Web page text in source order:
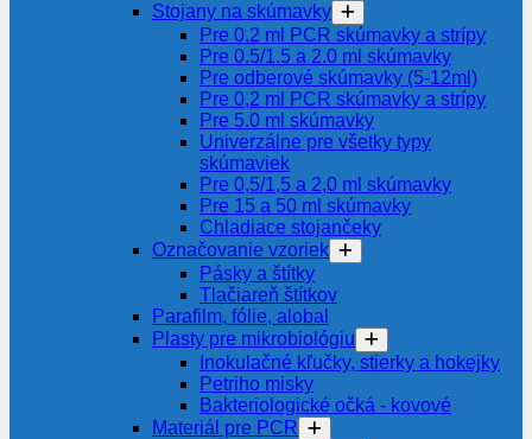
Stojany na skúmavky
Pre 0.2 ml PCR skúmavky a strípy
Pre 0.5/1.5 a 2.0 ml skúmavky
Pre odberové skúmavky (5-12ml)
Pre 0,2 ml PCR skúmavky a strípy
Pre 5.0 ml skúmavky
Univerzálne pre všetky typy
skúmaviek
Pre 0,5/1,5 a 2,0 ml skúmavky
Pre 15 a 50 ml skúmavky
Chladiace stojančeky
Označovanie vzoriek
Pásky a štítky
Tlačiareň štítkov
Parafilm, fólie, alobal
Plasty pre mikrobiológiu
Inokulačné kľučky, stierky a hokejky
Petriho misky
Bakteriologické očká - kovové
Materiál pre PCR